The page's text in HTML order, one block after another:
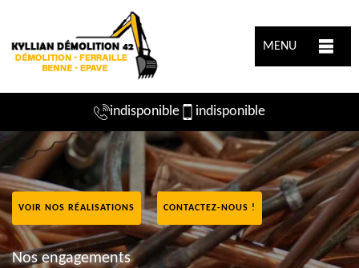
MENU
indisponible indisponible
VOIR NOS RÉALISATIONS CONTACTEZ-NOUS !
Nos engagements